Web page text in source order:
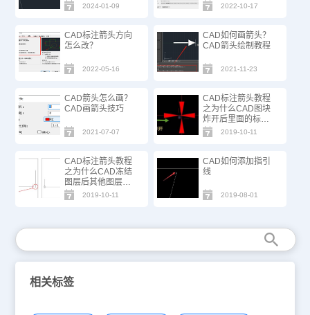
2024-01-09 2022-10-17
CAD标注箭头方向
怎么改？
2022-05-16
CAD如何画箭头？
CAD箭头绘制教程
2021-11-23
CAD箭头怎么画？
CAD画箭头技巧
2021-07-07
CAD标注箭头教程
之为什么CAD图块
炸开后里面的标注
箭头变得很大
2019-10-11
CAD标注箭头教程
之为什么CAD冻结
图层后其他图层标
注箭头消失了
2019-10-11
CAD如何添加指引
线
2019-08-01
相关标签